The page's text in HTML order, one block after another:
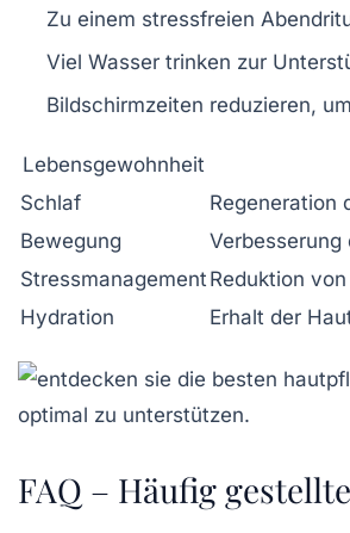
Zu einem stressfreien
Viel Wasser trinken zur
Bildschirmzeiten reduzieren,
Lebensgewohnheit
Schlaf
Regeneration
Bewegung
Stressmanagement Reduktion
Hydration
Erhalt der
FAQ – Häufig